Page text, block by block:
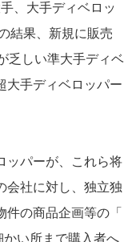
、大手ディベロッ
結果、新規に販売
乏しい準大手ディベ
大手ディベロッパー
ッパーが、これら将
会社に対し、独立独
の商品企画等の「
い所まで購入者へ